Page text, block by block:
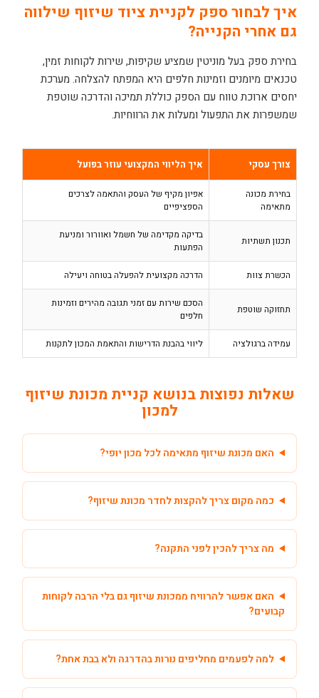
איך לבחור ספק לקניית ציוד שיזוף שילווה
גם אחרי הקנייה?
בחירת ספק בעל מוניטין שמציע שקיפות, שירות לקוחות זמין,
טכנאים מיומנים וזמינות חלפים היא המפתח להצלחה. מערכת
יחסים ארוכת טווח עם הספק כוללת תמיכה והדרכה שוטפת
שמשפרות את התפעול ומעלות את הרווחיות.
צורך עסקי איך הליווי המקצועי עוזר בפועל
בחירת מכונה
מתאימה
אפיון מקיף של העסק והתאמה לצרכים
הספציפיים
תכנון תשתיות
בדיקה מקדימה של חשמל ואוורור ומניעת
הפתעות
הכשרת צוות הדרכה מקצועית להפעלה בטוחה ויעילה
תחזוקה שוטפת
הסכם שירות עם זמני תגובה מהירים וזמינות
חלפים
עמידה ברגולציה ליווי בהבנת הדרישות והתאמת המכון לתקנות
שאלות נפוצות בנושא קניית מכונת שיזוף
למכון
האם מכונת שיזוף מתאימה לכל מכון יופי?
כמה מקום צריך להקצות לחדר מכונת שיזוף?
מה צריך להכין לפני התקנה?
האם אפשר להרוויח ממכונת שיזוף גם בלי הרבה לקוחות
קבועים?
למה לפעמים מחליפים נורות בהדרגה ולא בבת אחת?